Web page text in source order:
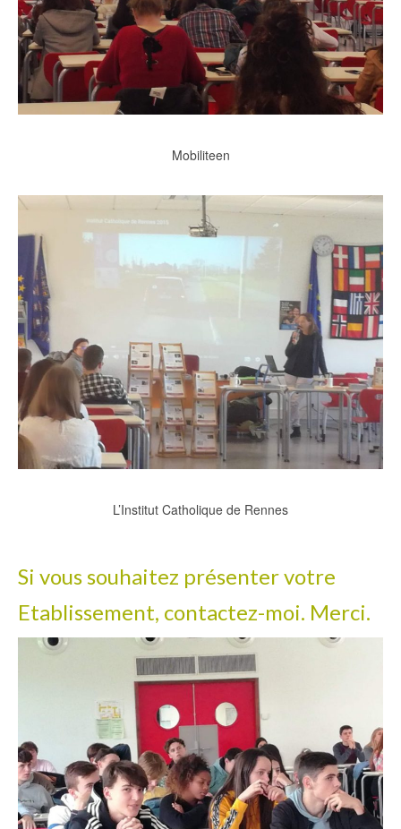
Mobiliteen
L’Institut Catholique de Rennes
Si vous souhaitez présenter votre
Etablissement, contactez-moi. Merci.